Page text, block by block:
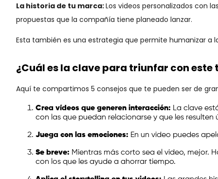
La historia de tu marca:Los videos personalizados con
propuestas que la compañía tiene planeado lanzar.
Esta también es una estrategia que permite humanizar
¿Cuál es la clave para triunfar con
Aquí te compartimos 5 consejos que te pueden ser de
Crea vídeos que generen interacción: La clave
con las que puedan relacionarse y que les resulten
Juega con las emociones: En un video puedes
Se breve: Mientras más corto sea el video, mejor.
con los que les ayude a ahorrar tiempo.